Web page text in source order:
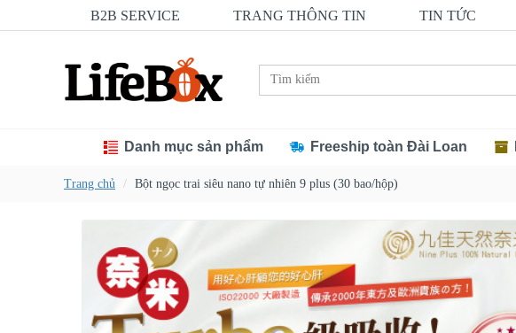
B2B SERVICE TRANG THÔNG TIN TIN TỨC
Danh mục sản phẩm Freeship toàn Đài Loan
Trang chủ Bột ngọc trai siêu nano tự nhiên 9 plus (30 bao/hộp)